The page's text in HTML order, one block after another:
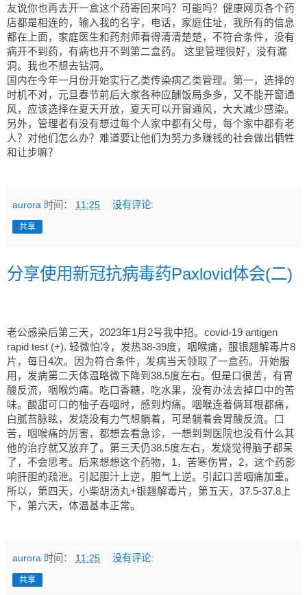
友说你也再去开一盒这个药寄回来吗？可能吗？健康网页各个药
店都是相连的，输入我的名字，电话，家庭住址，我所有的信息
都在上面，家庭医生和药剂师看得清清楚楚，不符合条件，没有
病开不到药，有病也开不到第二盒药。 这里管理很好，没有漏
洞。我也不想去钻洞。
国内在今年一月份开始实行乙类传染病乙类管理。第一，选择的
时机不对，元旦春节前后大家各种应酬饭局多多，又不能开窗通
风，应该选择在夏天开放，夏天可以开窗通风，大大减少感染。
另外，管理者有没有想过每个人家中都有父母，每个家中都有老
人？对他们怎么办？难道要让他们为努力多赚钱的社会做出牺牲
和让步嘛？
aurora 时间： 11:25 没有评论:
共享
分享使用新冠抗病毒药Paxlovid体会(二)
老公感染后第三天，2023年1月2号我中招。covid-19 antigen
rapid test (+). 轻微怕冷，发热38-39度，咽喉痛，服银翘解毒片8
片，每日4次。因为符合条件，发病当天领取了一盒药。开始服
用，发病第二天体温略微下降到38.5度左右。但是口很苦，有胃
酸反流，咽喉灼痛。吃口香糖，吃水果，没有办法去掉口中的苦
味。酸甜可口的柚子吞咽时，感到灼痛。咽喉连着俩耳根都痛，
白腻苔脉眩，发烧没有力气想躺着，可是躺着会胃酸反流。口
苦，咽喉痛的厉害，都想去看急诊，一想到到医院也没有什么其
他的治疗就又放弃了。第三天仍38.5度左右，发烧觉得脑子都呆
了，不会思考。后来想想这个药物，1，苦寒伤胃，2，这个药影
响肝胆的疏泄。引起胆汁上逆，胆气上逆。引起口苦咽痛加重。
所以，第四天，小柴胡汤丸+银翘解毒片，第五天，37.5-37.8上
下，第六天，体温基本正常。
aurora 时间： 11:25 没有评论:
共享